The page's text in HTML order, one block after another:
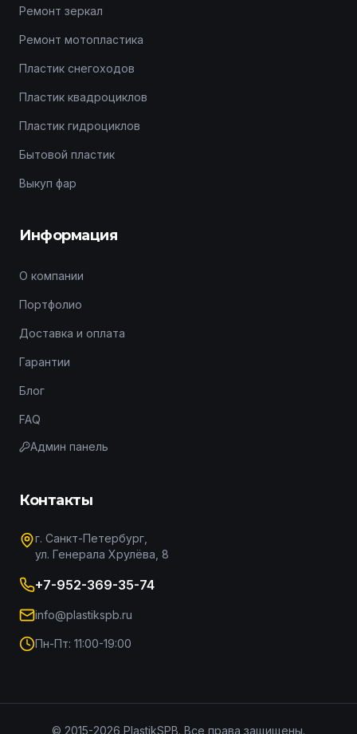
Ремонт зеркал
Ремонт мотопластика
Пластик снегоходов
Пластик квадроциклов
Пластик гидроциклов
Бытовой пластик
Выкуп фар
Информация
О компании
Портфолио
Доставка и оплата
Гарантии
Блог
FAQ
Админ панель
Контакты
г. Санкт-Петербург,
ул. Генерала Хрулёва, 8
+7-952-369-35-74
info@plastikspb.ru
Пн-Пт: 11:00-19:00
© 2015-2026 PlastikSPB. Все права защищены.